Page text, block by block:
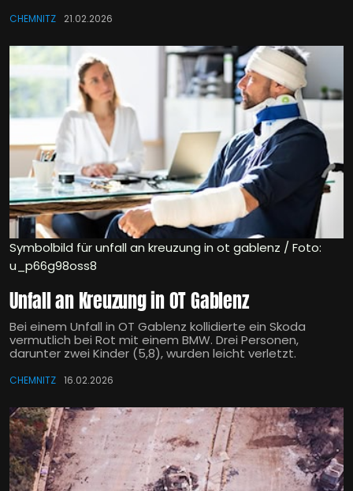
CHEMNITZ 21.02.2026
Symbolbild für unfall an kreuzung in ot gablenz / Foto:
u_p66g98oss8
Unfall an Kreuzung in OT Gablenz
Bei einem Unfall in OT Gablenz kollidierte ein Skoda
vermutlich bei Rot mit einem BMW. Drei Personen,
darunter zwei Kinder (5,8), wurden leicht verletzt.
CHEMNITZ 16.02.2026